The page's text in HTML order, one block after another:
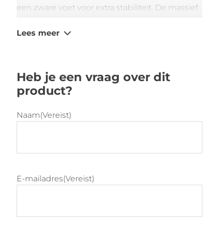
een zware voet voor extra stabiliteit. De massief
meegeleverd.
Afmeting van de kap: 22 cm
Afmeting van het onderstel: ∅ 20 cm
Lees meer
Heb je een vraag over dit
product?
Naam(Vereist)
E-mailadres(Vereist)